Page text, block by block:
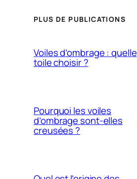
PLUS DE PUBLICATIONS
Voiles d’ombrage : quelle
toile choisir ?
Pourquoi les voiles
d’ombrage sont-elles
creusées ?